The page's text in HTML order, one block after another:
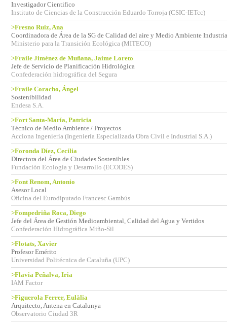
Investigador Cientifico
Instituto de Ciencias de la Construcción Eduardo Torroja (CSIC-IETcc)
>Fresno Ruiz, Ana
Coordinadora de Área de la SG de Calidad del aire y Medio Ambiente
Ministerio para la Transición Ecológica (MITECO)
>Fraile Jiménez de Muñana, Jaime Loreto
Jefe de Servicio de Planificación Hidrológica
Confederación hidrográfica del Segura
>Fraile Coracho, Ángel
Sostenibilidad
Endesa S.A.
>Fort Santa-María, Patricia
Técnico de Medio Ambiente / Proyectos
Acciona Ingeniería (Ingeniería Especializada Obra Civil e Industrial S.A.)
>Foronda Díez, Cecilia
Directora del Área de Ciudades Sostenibles
Fundación Ecología y Desarrollo (ECODES)
>Font Renom, Antonio
Asesor Local
Oficina del Eurodiputado Francesc Gambús
>Fompedriña Roca, Diego
Jefe del Área de Gestión Medioambiental, Calidad del Agua y Vertidos
Confederación Hidrográfica Miño-Sil
>Flotats, Xavier
Profesor Emérito
Universidad Politécnica de Cataluña (UPC)
>Flavia Peñalva, Iria
IAM Factor
>Figuerola Ferrer, Eulàlia
Arquitecto, Antena en Catalunya
Observatorio Ciudad 3R